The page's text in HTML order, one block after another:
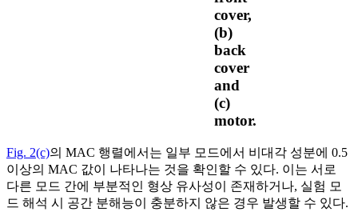
cover,
(b)
back
cover
and
(c)
motor.
Fig. 2(c)의 MAC 행렬에서는 일부 모드에서 비대각 성분에 0.5
이상의 MAC 값이 나타나는 것을 확인할 수 있다. 이는 서로
다른 모드 간에 부분적인 형상 유사성이 존재하거나, 실험 모
드 해석 시 공간 분해능이 충분하지 않은 경우 발생할 수 있다.